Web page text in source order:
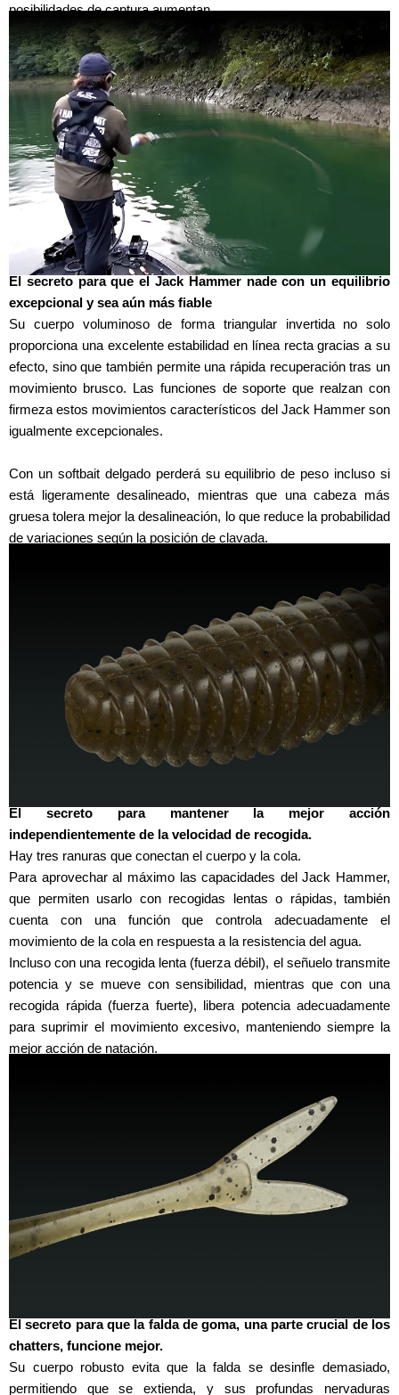
posibilidades de captura aumentan.
El secreto para que el Jack Hammer nade con un equilibrio
excepcional y sea aún más fiable
Su cuerpo voluminoso de forma triangular invertida no solo
proporciona una excelente estabilidad en línea recta gracias a su
efecto, sino que también permite una rápida recuperación tras un
movimiento brusco. Las funciones de soporte que realzan con
firmeza estos movimientos característicos del Jack Hammer son
igualmente excepcionales.
Con un softbait delgado perderá su equilibrio de peso incluso si
está ligeramente desalineado, mientras que una cabeza más
gruesa tolera mejor la desalineación, lo que reduce la probabilidad
de variaciones según la posición de clavada.
El secreto para mantener la mejor acción
independientemente de la velocidad de recogida.
Hay tres ranuras que conectan el cuerpo y la cola.
Para aprovechar al máximo las capacidades del Jack Hammer,
que permiten usarlo con recogidas lentas o rápidas, también
cuenta con una función que controla adecuadamente el
movimiento de la cola en respuesta a la resistencia del agua.
Incluso con una recogida lenta (fuerza débil), el señuelo transmite
potencia y se mueve con sensibilidad, mientras que con una
recogida rápida (fuerza fuerte), libera potencia adecuadamente
para suprimir el movimiento excesivo, manteniendo siempre la
mejor acción de natación.
El secreto para que la falda de goma, una parte crucial de los
chatters, funcione mejor.
Su cuerpo robusto evita que la falda se desinfle demasiado,
permitiendo que se extienda, y sus profundas nervaduras